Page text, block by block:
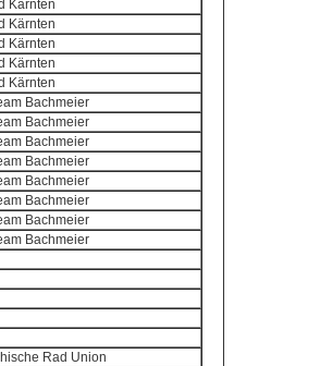
Kärnten
Kärnten
Kärnten
Kärnten
Kärnten
Bachmeier
Bachmeier
Bachmeier
Bachmeier
Bachmeier
Bachmeier
Bachmeier
Bachmeier
Rad Union